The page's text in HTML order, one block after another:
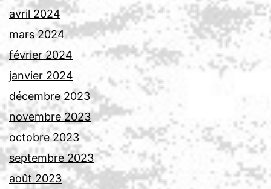
avril 2024
mars 2024
février 2024
janvier 2024
décembre 2023
novembre 2023
octobre 2023
septembre 2023
août 2023